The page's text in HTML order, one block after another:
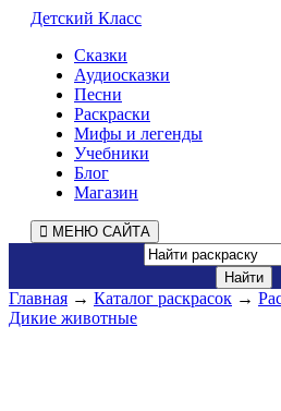
Детский Класс
Сказки
Аудиосказки
Песни
Раскраски
Мифы и легенды
Учебники
Блог
Магазин
МЕНЮ САЙТА
Главная → Каталог раскрасок →
Дикие животные